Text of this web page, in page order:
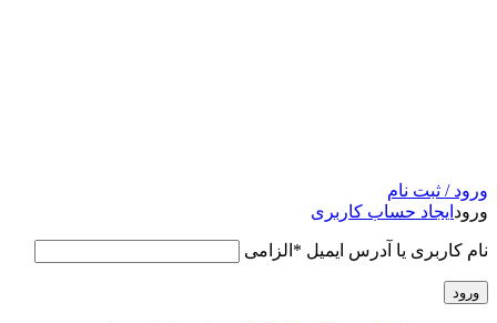
ورود / ثبت نام
ورود ایجاد حساب کاربری
نام کاربری یا آدرس ایمیل * الزامی
ورود